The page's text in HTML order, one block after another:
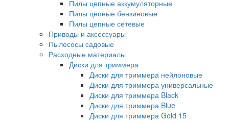
Пилы цепные аккумуляторные
Пилы цепные бензиновые
Пилы цепные сетевые
Приводы и аксессуары
Пылесосы садовые
Расходные материалы
Диски для триммера
Диски для триммера нейлоновые
Диски для триммера универсальные
Диски для триммера Black
Диски для триммера Blue
Диски для триммера Gold 15